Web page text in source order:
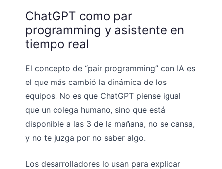
ChatGPT como par
programming y asistente en
tiempo real
El concepto de “pair programming” con IA es
el que más cambió la dinámica de los
equipos. No es que ChatGPT piense igual
que un colega humano, sino que está
disponible a las 3 de la mañana, no se cansa,
y no te juzga por no saber algo.
Los desarrolladores lo usan para explicar